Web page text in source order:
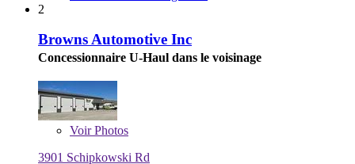
2
Browns Automotive Inc
Concessionnaire U-Haul dans le voisinage
VoirPhotos
3901 Schipkowski Rd